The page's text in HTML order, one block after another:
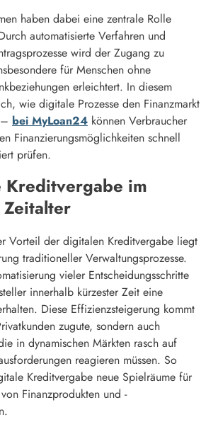
haben dabei eine zentrale Rolle
automatisierte Verfahren und
wird der Zugang zu
für Menschen ohne
erleichtert. In diesem
wie digitale Prozesse den Finanzmarkt
bei MyLoan24 können Verbraucher
Finanzierungsmöglichkeiten schnell
prüfen.
Kreditvergabe im
Vorteil der digitalen Kreditvergabe liegt
traditioneller Verwaltungsprozesse.
vieler Entscheidungsschritte
innerhalb kürzester Zeit eine
Diese Effizienzsteigerung kommt
zugute, sondern auch
in dynamischen Märkten rasch auf
reagieren müssen. So
Kreditvergabe neue Spielräume für
Finanzprodukten und -